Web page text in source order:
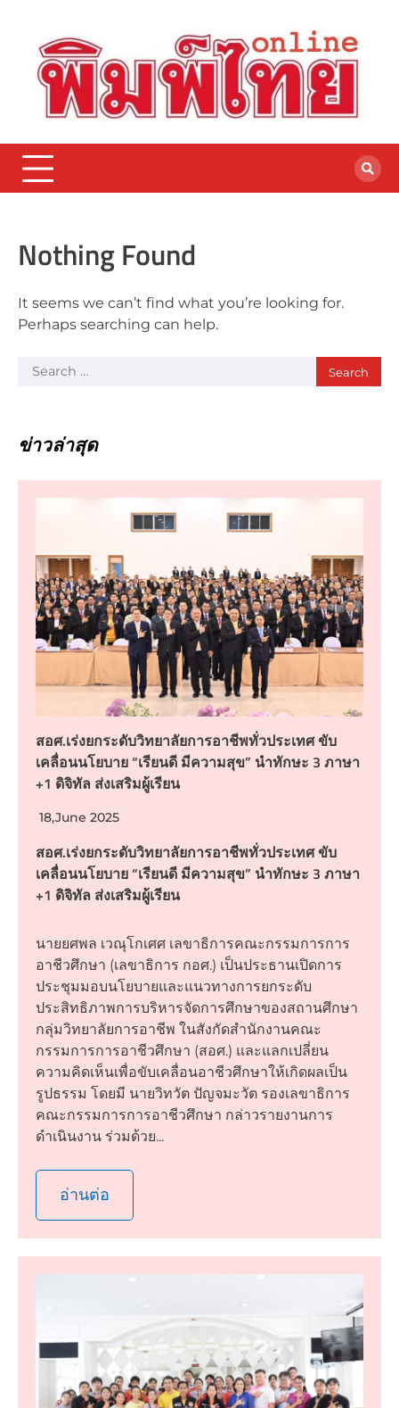
content
Nothing Found
It seems we can’t find what you’re looking for.
Perhaps searching can help.
Search
ข่าวล่าสุด
สอศ.เร่งยกระดับวิทยาลัยการอาชีพทั่วประเทศ ขับ
เคลื่อนนโยบาย “เรียนดี มีความสุข” นำทักษะ 3 ภาษา
+1 ดิจิทัล ส่งเสริมผู้เรียน
18,June 2025
สอศ.เร่งยกระดับวิทยาลัยการอาชีพทั่วประเทศ ขับ
เคลื่อนนโยบาย “เรียนดี มีความสุข” นำทักษะ 3 ภาษา
+1 ดิจิทัล ส่งเสริมผู้เรียน
นายยศพล เวณุโกเศศ เลขาธิการคณะกรรมการการ
อาชีวศึกษา (เลขาธิการ กอศ.) เป็นประธานเปิดการ
ประชุมมอบนโยบายและแนวทางการยกระดับ
ประสิทธิภาพการบริหารจัดการศึกษาของสถานศึกษา
กลุ่มวิทยาลัยการอาชีพ ในสังกัดสำนักงานคณะ
กรรมการการอาชีวศึกษา (สอศ.) และแลกเปลี่ยน
ความคิดเห็นเพื่อขับเคลื่อนอาชีวศึกษาให้เกิดผลเป็น
รูปธรรม โดยมี นายวิทวัต ปัญจมะวัต รองเลขาธิการ
คณะกรรมการการอาชีวศึกษา กล่าวรายงานการ
ดำเนินงาน ร่วมด้วย...
อ่านต่อ